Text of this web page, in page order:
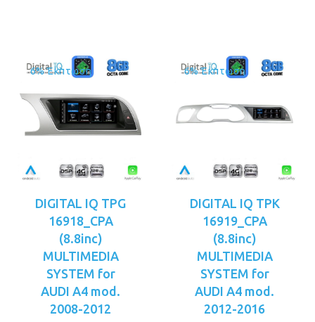
6% Έκπτωση
DIGITAL IQ TPG
16918_CPA
(8.8inc)
MULTIMEDIA
SYSTEM for
AUDI A4 mod.
2008-2012
6% Έκπτωση
DIGITAL IQ TPK
16919_CPA
(8.8inc)
MULTIMEDIA
SYSTEM for
AUDI A4 mod.
2012-2016